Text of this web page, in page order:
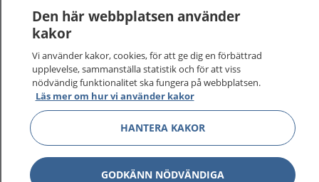
sjukdomar och vilka mottagningar du kan kontakta.
Logga in för att läsa din journal och göra dina
vårdärenden. Ring telefonnummer 1177 för
sjukvårdsrådgivning dygnet runt.
1177 ger dig råd när du vill må bättre.
1177 på flera språk Visa
Den här webbplatsen använder
kakor
Vi använder kakor, cookies, för att ge dig en förbättrad
upplevelse, sammanställa statistik och för att viss
nödvändig funktionalitet ska fungera på webbplatsen.
Läs mer om hur vi använder kakor
HANTERA KAKOR
GODKÄNN NÖDVÄNDIGA